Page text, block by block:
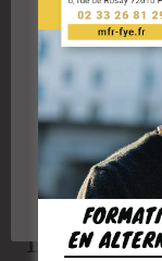
Les
RESPECT DE
Nous utilisons
des utilisateurs
sur "Accepter"
ou
de la MFR de
Accepter les cookies
Réglages des cookies